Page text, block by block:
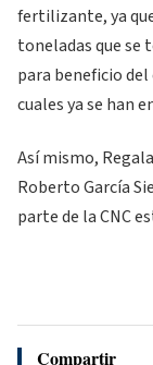
fertilizante, ya
toneladas que se
para beneficio
cuales ya se han
Así mismo,
Roberto García
parte de la CNC
Compartir